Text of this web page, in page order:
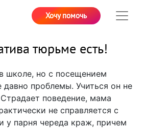
Хочу помочь
тюрьме есть!
школе, но с посещением
давно проблемы. Учиться он не
поведение, мама
не справляется с
у парня череда краж, причем